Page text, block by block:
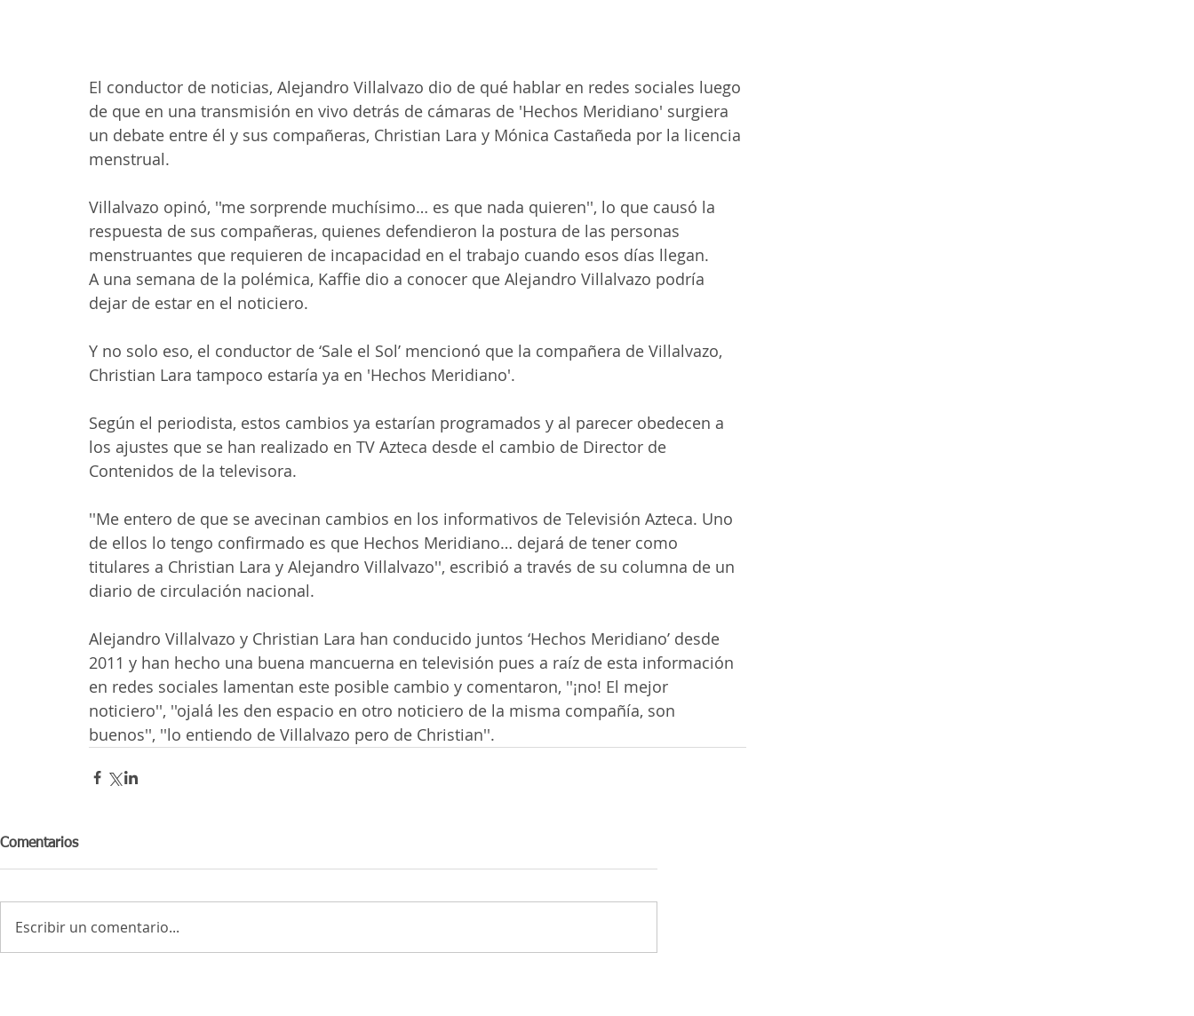
El conductor de noticias, Alejandro Villalvazo dio de qué hablar en redes sociales luego
de que en una transmisión en vivo detrás de cámaras de 'Hechos Meridiano' surgiera
un debate entre él y sus compañeras, Christian Lara y Mónica Castañeda por la licencia
menstrual.
Villalvazo opinó, ''me sorprende muchísimo… es que nada quieren'', lo que causó la
respuesta de sus compañeras, quienes defendieron la postura de las personas
menstruantes que requieren de incapacidad en el trabajo cuando esos días llegan.
A una semana de la polémica, Kaffie dio a conocer que Alejandro Villalvazo podría
dejar de estar en el noticiero.
Y no solo eso, el conductor de ‘Sale el Sol’ mencionó que la compañera de Villalvazo,
Christian Lara tampoco estaría ya en 'Hechos Meridiano'.
Según el periodista, estos cambios ya estarían programados y al parecer obedecen a
los ajustes que se han realizado en TV Azteca desde el cambio de Director de
Contenidos de la televisora.
''Me entero de que se avecinan cambios en los informativos de Televisión Azteca. Uno
de ellos lo tengo confirmado es que Hechos Meridiano… dejará de tener como
titulares a Christian Lara y Alejandro Villalvazo'', escribió a través de su columna de un
diario de circulación nacional.
Alejandro Villalvazo y Christian Lara han conducido juntos ‘Hechos Meridiano’ desde
2011 y han hecho una buena mancuerna en televisión pues a raíz de esta información
en redes sociales lamentan este posible cambio y comentaron, ''¡no! El mejor
noticiero'', ''ojalá les den espacio en otro noticiero de la misma compañía, son
buenos'', ''lo entiendo de Villalvazo pero de Christian''.
Comentarios
Escribir un comentario...